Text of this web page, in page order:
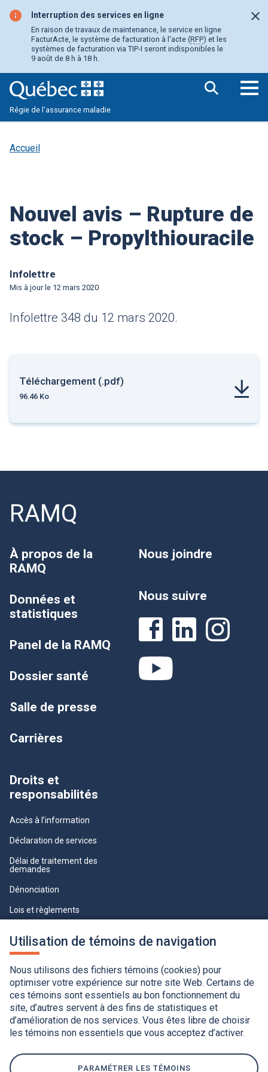
Utilisation de témoins de navigation
Nous utilisons des fichiers témoins (cookies) pour
optimiser votre expérience sur notre site Web. Certains de
ces témoins sont essentiels au bon fonctionnement du
site, d’autres servent à des fins de statistiques et
d’amélioration de nos services. Vous êtes libre de choisir
les témoins non essentiels que vous acceptez d’activer.
PARAMÉTRER LES TÉMOINS
contenu
principal
Interruption des services en ligne
En raison de travaux de maintenance, le service en ligne
FacturActe, le système de facturation à l'acte (RFP) et les
systèmes de facturation via TIP-I seront indisponibles le
9 août de 8 h à 18 h.
Régie de l’assurance maladie
Accueil
Nouvel avis – Rupture de
stock – Propylthiouracile
Infolettre
Mis à jour le 12 mars 2020
Infolettre 348 du 12 mars 2020.
Téléchargement (.pdf)
96.46 Ko
RAMQ
À propos de la
RAMQ
Données et
statistiques
Panel de la RAMQ
Dossier santé
Salle de presse
Carrières
Droits et
responsabilités
Accès à l’information
Déclaration de services
Délai de traitement des
demandes
Dénonciation
Lois et règlements
professionnelle
Nous joindre
Nous suivre
Accessibilité
Application de la Charte de la langue française
Politique de confidentialité
Québec.ca
Ce